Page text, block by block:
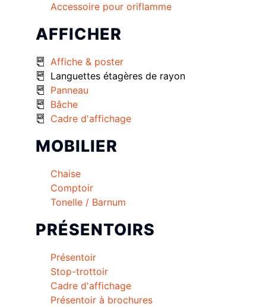
Accessoire pour oriflamme
AFFICHER
Affiche & poster
Languettes étagères de rayon
Panneau
Bâche
Cadre d'affichage
MOBILIER
Chaise
Comptoir
Tonelle / Barnum
PRÉSENTOIRS
Présentoir
Stop-trottoir
Cadre d'affichage
Présentoir à brochures